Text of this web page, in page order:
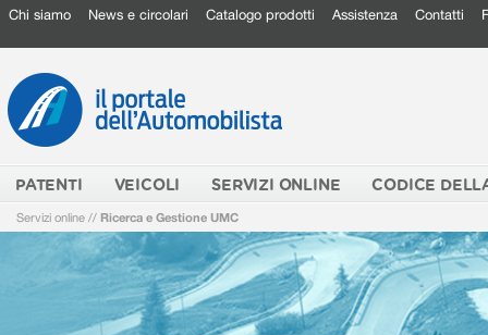
Chi siamo News e circolari Catalogo prodotti Assistenza Contatti
PATENTI VEICOLI SERVIZI ONLINE CODICE
Servizi online // Ricerca e Gestione UMC